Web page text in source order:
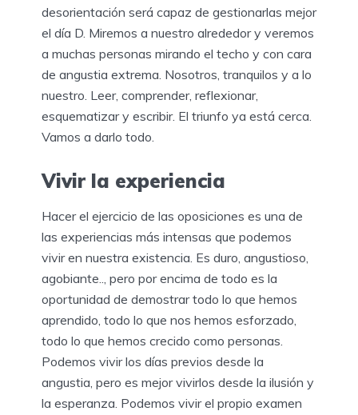
desorientación será capaz de gestionarlas mejor
el día D. Miremos a nuestro alrededor y veremos
a muchas personas mirando el techo y con cara
de angustia extrema. Nosotros, tranquilos y a lo
nuestro. Leer, comprender, reflexionar,
esquematizar y escribir. El triunfo ya está cerca.
Vamos a darlo todo.
Vivir la experiencia
Hacer el ejercicio de las oposiciones es una de
las experiencias más intensas que podemos
vivir en nuestra existencia. Es duro, angustioso,
agobiante.., pero por encima de todo es la
oportunidad de demostrar todo lo que hemos
aprendido, todo lo que nos hemos esforzado,
todo lo que hemos crecido como personas.
Podemos vivir los días previos desde la
angustia, pero es mejor vivirlos desde la ilusión y
la esperanza. Podemos vivir el propio examen